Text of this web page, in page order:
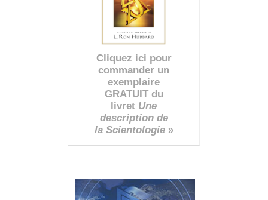
Cliquez ici pour
commander un
exemplaire
GRATUIT du
livret Une
description de
la Scientologie»